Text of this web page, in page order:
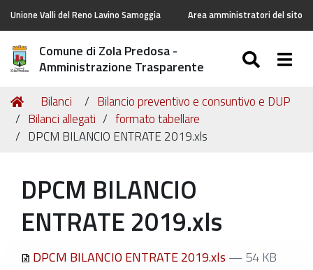
Unione Valli del Reno Lavino Samoggia Area amministratori del sito
Comune di Zola Predosa -
Amministrazione Trasparente
Tu
sei
qui:
Home
Bilanci
Bilancio preventivo e consuntivo e DUP
Bilanci allegati
formato tabellare
DPCM BILANCIO ENTRATE 2019.xls
DPCM BILANCIO
ENTRATE 2019.xls
DPCM BILANCIO ENTRATE 2019.xls — 54 KB